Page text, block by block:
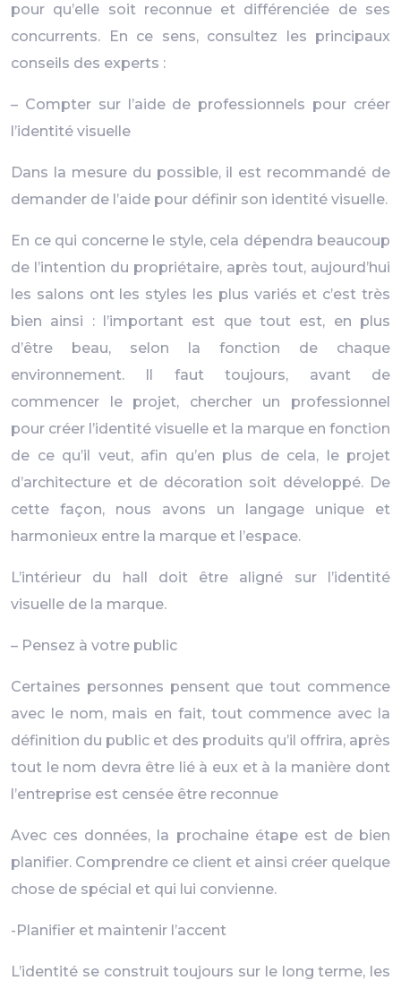
pour qu’elle soit reconnue et différenciée de ses
concurrents. En ce sens, consultez les principaux
conseils des experts :
– Compter sur l’aide de professionnels pour créer
l’identité visuelle
Dans la mesure du possible, il est recommandé de
demander de l’aide pour définir son identité visuelle.
En ce qui concerne le style, cela dépendra beaucoup
de l’intention du propriétaire, après tout, aujourd’hui
les salons ont les styles les plus variés et c’est très
bien ainsi : l’important est que tout est, en plus
d’être beau, selon la fonction de chaque
environnement. Il faut toujours, avant de
commencer le projet, chercher un professionnel
pour créer l’identité visuelle et la marque en fonction
de ce qu’il veut, afin qu’en plus de cela, le projet
d’architecture et de décoration soit développé. De
cette façon, nous avons un langage unique et
harmonieux entre la marque et l’espace.
L’intérieur du hall doit être aligné sur l’identité
visuelle de la marque.
– Pensez à votre public
Certaines personnes pensent que tout commence
avec le nom, mais en fait, tout commence avec la
définition du public et des produits qu’il offrira, après
tout le nom devra être lié à eux et à la manière dont
l’entreprise est censée être reconnue
Avec ces données, la prochaine étape est de bien
planifier. Comprendre ce client et ainsi créer quelque
chose de spécial et qui lui convienne.
-Planifier et maintenir l’accent
L’identité se construit toujours sur le long terme, les